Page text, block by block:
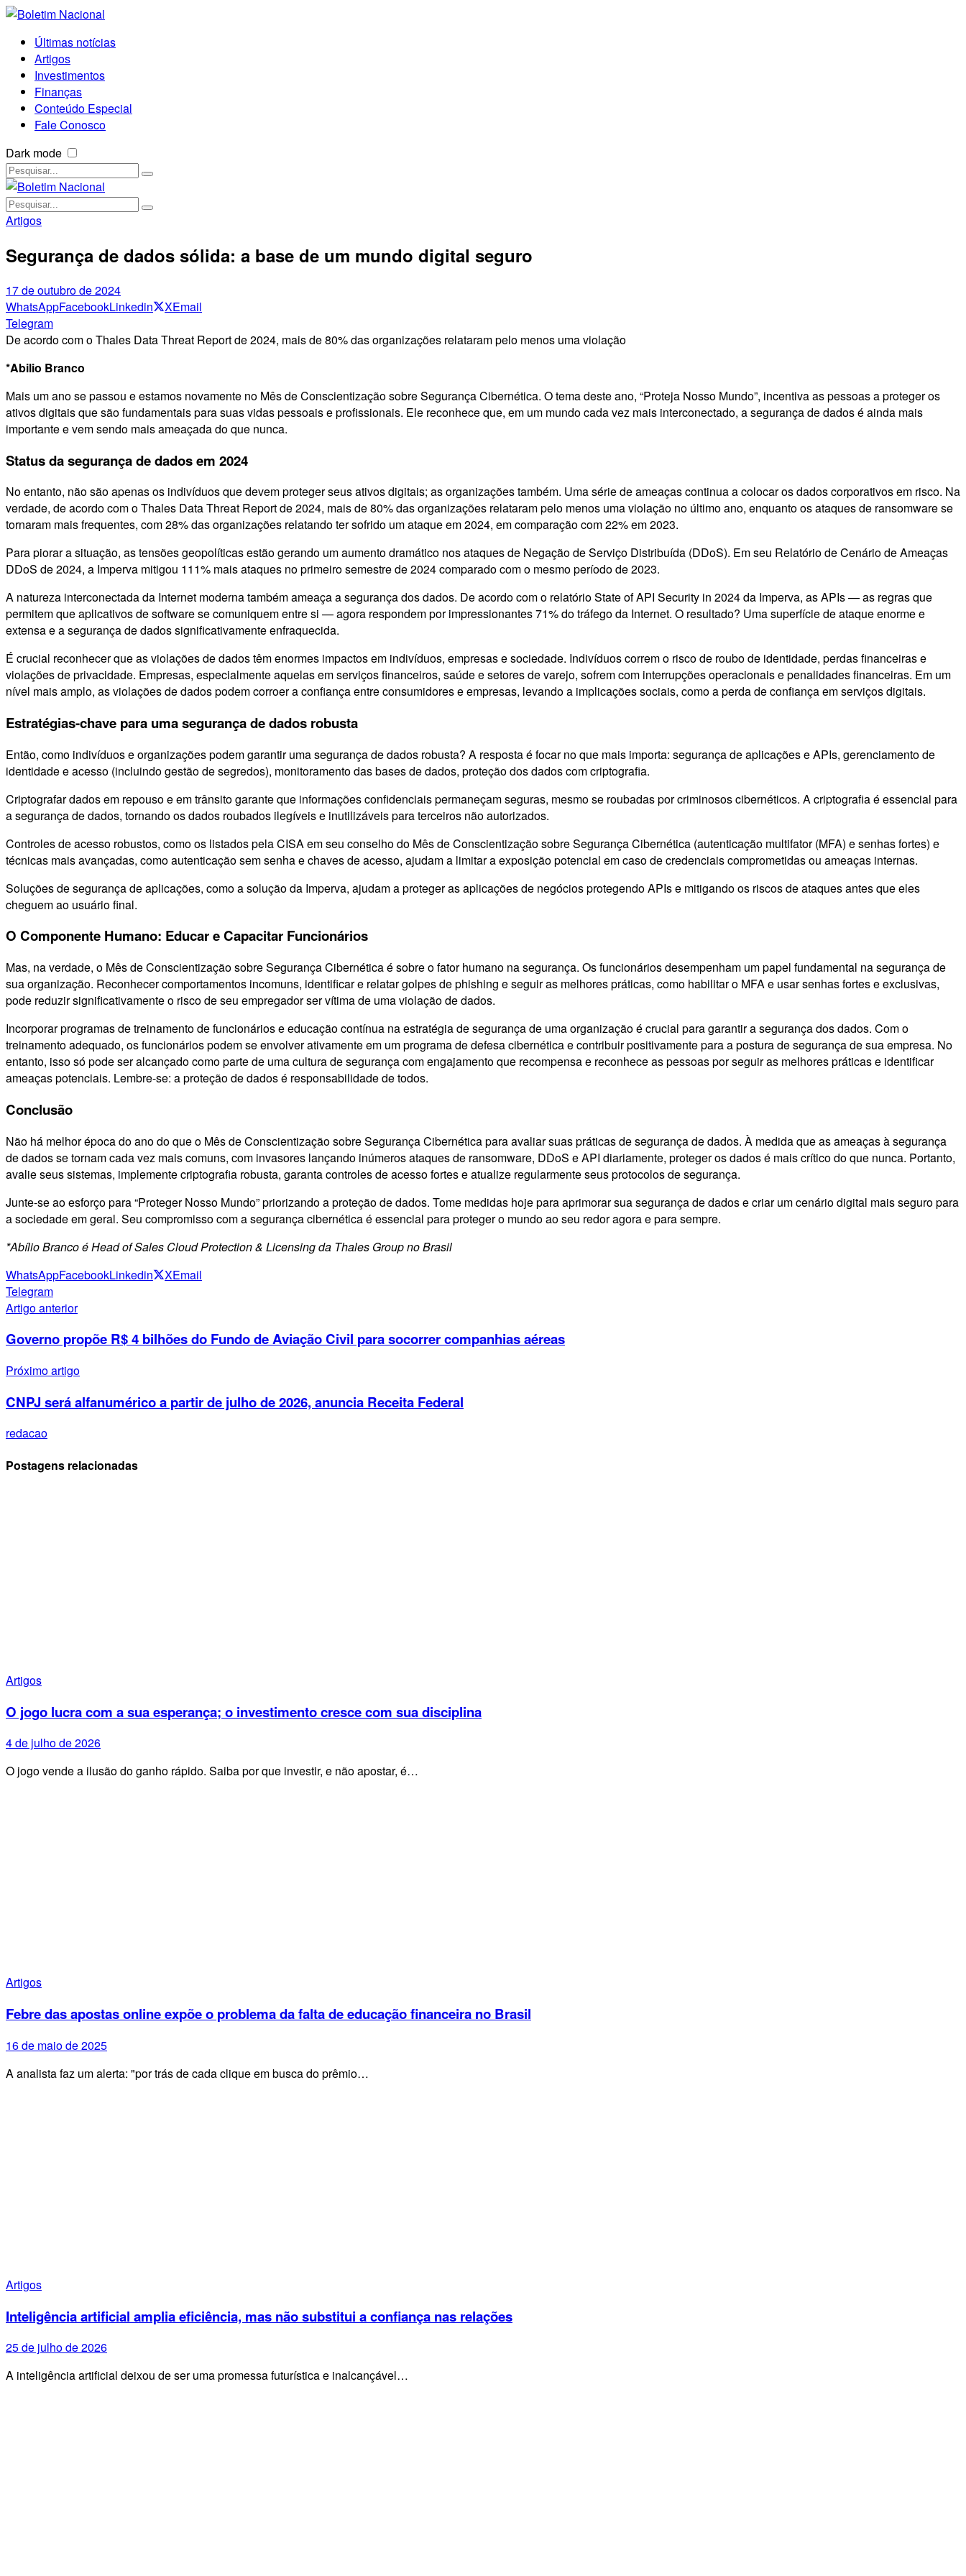
Últimas notícias
Artigos
Investimentos
Finanças
Conteúdo Especial
Fale Conosco
Dark mode
Artigos
Segurança de dados sólida: a base de um mundo digital seguro
17 de outubro de 2024
WhatsAppFacebookLinkedin XEmail
Telegram
De acordo com o Thales Data Threat Report de 2024, mais de 80% das organizações relataram pelo menos uma violação
*Abilio Branco
Mais um ano se passou e estamos novamente no Mês de Conscientização sobre Segurança Cibernética. O tema deste ano, “Proteja Nosso Mundo”, incentiva as pessoas a proteger os
ativos digitais que são fundamentais para suas vidas pessoais e profissionais. Ele reconhece que, em um mundo cada vez mais interconectado, a segurança de dados é ainda mais
importante e vem sendo mais ameaçada do que nunca.
Status da segurança de dados em 2024
No entanto, não são apenas os indivíduos que devem proteger seus ativos digitais; as organizações também. Uma série de ameaças continua a colocar os dados corporativos em risco. Na
verdade, de acordo com o Thales Data Threat Report de 2024, mais de 80% das organizações relataram pelo menos uma violação no último ano, enquanto os ataques de ransomware se
tornaram mais frequentes, com 28% das organizações relatando ter sofrido um ataque em 2024, em comparação com 22% em 2023.
Para piorar a situação, as tensões geopolíticas estão gerando um aumento dramático nos ataques de Negação de Serviço Distribuída (DDoS). Em seu Relatório de Cenário de Ameaças
DDoS de 2024, a Imperva mitigou 111% mais ataques no primeiro semestre de 2024 comparado com o mesmo período de 2023.
A natureza interconectada da Internet moderna também ameaça a segurança dos dados. De acordo com o relatório State of API Security in 2024 da Imperva, as APIs — as regras que
permitem que aplicativos de software se comuniquem entre si — agora respondem por impressionantes 71% do tráfego da Internet. O resultado? Uma superfície de ataque enorme e
extensa e a segurança de dados significativamente enfraquecida.
É crucial reconhecer que as violações de dados têm enormes impactos em indivíduos, empresas e sociedade. Indivíduos correm o risco de roubo de identidade, perdas financeiras e
violações de privacidade. Empresas, especialmente aquelas em serviços financeiros, saúde e setores de varejo, sofrem com interrupções operacionais e penalidades financeiras. Em um
nível mais amplo, as violações de dados podem corroer a confiança entre consumidores e empresas, levando a implicações sociais, como a perda de confiança em serviços digitais.
Estratégias-chave para uma segurança de dados robusta
Então, como indivíduos e organizações podem garantir uma segurança de dados robusta? A resposta é focar no que mais importa: segurança de aplicações e APIs, gerenciamento de
identidade e acesso (incluindo gestão de segredos), monitoramento das bases de dados, proteção dos dados com criptografia.
Criptografar dados em repouso e em trânsito garante que informações confidenciais permaneçam seguras, mesmo se roubadas por criminosos cibernéticos. A criptografia é essencial para
a segurança de dados, tornando os dados roubados ilegíveis e inutilizáveis ​​para terceiros não autorizados.
Controles de acesso robustos, como os listados pela CISA em seu conselho do Mês de Conscientização sobre Segurança Cibernética (autenticação multifator (MFA) e senhas fortes) e
técnicas mais avançadas, como autenticação sem senha e chaves de acesso, ajudam a limitar a exposição potencial em caso de credenciais comprometidas ou ameaças internas.
Soluções de segurança de aplicações, como a solução da Imperva, ajudam a proteger as aplicações de negócios protegendo APIs e mitigando os riscos de ataques antes que eles
cheguem ao usuário final.
O Componente Humano: Educar e Capacitar Funcionários
Mas, na verdade, o Mês de Conscientização sobre Segurança Cibernética é sobre o fator humano na segurança. Os funcionários desempenham um papel fundamental na segurança de
sua organização. Reconhecer comportamentos incomuns, identificar e relatar golpes de phishing e seguir as melhores práticas, como habilitar o MFA e usar senhas fortes e exclusivas,
pode reduzir significativamente o risco de seu empregador ser vítima de uma violação de dados.
Incorporar programas de treinamento de funcionários e educação contínua na estratégia de segurança de uma organização é crucial para garantir a segurança dos dados. Com o
treinamento adequado, os funcionários podem se envolver ativamente em um programa de defesa cibernética e contribuir positivamente para a postura de segurança de sua empresa. No
entanto, isso só pode ser alcançado como parte de uma cultura de segurança com engajamento que recompensa e reconhece as pessoas por seguir as melhores práticas e identificar
ameaças potenciais. Lembre-se: a proteção de dados é responsabilidade de todos.
Conclusão
Não há melhor época do ano do que o Mês de Conscientização sobre Segurança Cibernética para avaliar suas práticas de segurança de dados. À medida que as ameaças à segurança
de dados se tornam cada vez mais comuns, com invasores lançando inúmeros ataques de ransomware, DDoS e API diariamente, proteger os dados é mais crítico do que nunca. Portanto,
avalie seus sistemas, implemente criptografia robusta, garanta controles de acesso fortes e atualize regularmente seus protocolos de segurança.
Junte-se ao esforço para “Proteger Nosso Mundo” priorizando a proteção de dados. Tome medidas hoje para aprimorar sua segurança de dados e criar um cenário digital mais seguro para
a sociedade em geral. Seu compromisso com a segurança cibernética é essencial para proteger o mundo ao seu redor agora e para sempre.
*Abílio Branco é Head of Sales Cloud Protection & Licensing da Thales Group no Brasil
WhatsAppFacebookLinkedin XEmail
Telegram
Artigo anterior
Governo propõe R$ 4 bilhões do Fundo de Aviação Civil para socorrer companhias aéreas
Próximo artigo
CNPJ será alfanumérico a partir de julho de 2026, anuncia Receita Federal
redacao
Postagens relacionadas
Artigos
O jogo lucra com a sua esperança; o investimento cresce com sua disciplina
4 de julho de 2026
O jogo vende a ilusão do ganho rápido. Saiba por que investir, e não apostar, é…
Artigos
Febre das apostas online expõe o problema da falta de educação financeira no Brasil
16 de maio de 2025
A analista faz um alerta: "por trás de cada clique em busca do prêmio…
Artigos
Inteligência artificial amplia eficiência, mas não substitui a confiança nas relações
25 de julho de 2026
A inteligência artificial deixou de ser uma promessa futurística e inalcançável…